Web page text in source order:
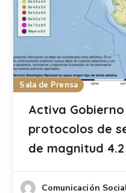
Sala de Prensa
Activa
protocolos de
de magnitud 4.2
Comunicación